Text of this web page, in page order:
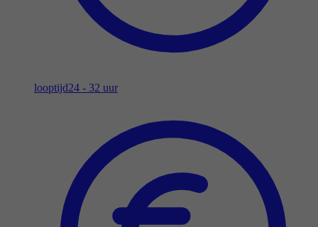
looptijd24 - 32 uur